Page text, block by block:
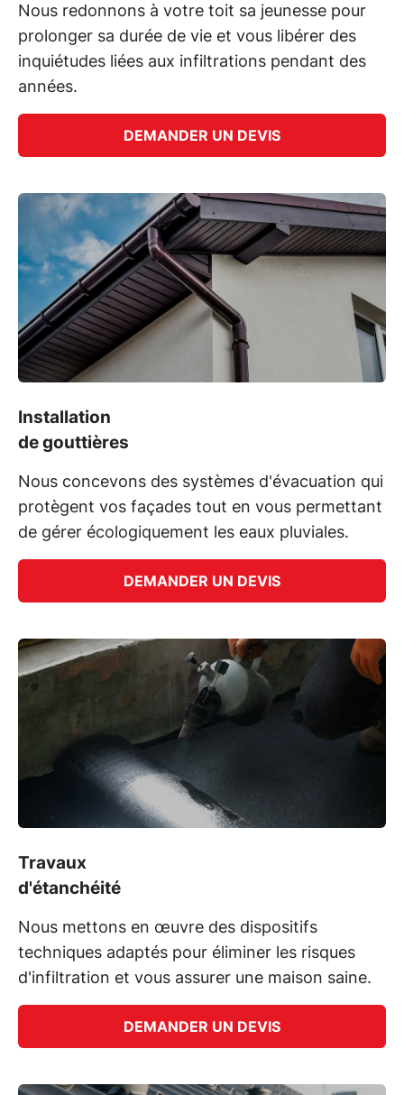
Nous redonnons à votre toit sa jeunesse pour
prolonger sa durée de vie et vous libérer des
inquiétudes liées aux infiltrations pendant des
années.
DEMANDER UN DEVIS
Installation
de gouttières
Nous concevons des systèmes d'évacuation qui
protègent vos façades tout en vous permettant
de gérer écologiquement les eaux pluviales.
DEMANDER UN DEVIS
Travaux
d'étanchéité
Nous mettons en œuvre des dispositifs
techniques adaptés pour éliminer les risques
d'infiltration et vous assurer une maison saine.
DEMANDER UN DEVIS